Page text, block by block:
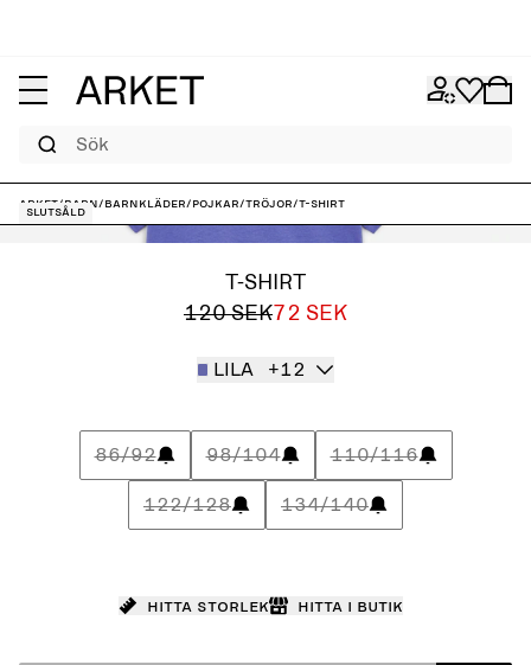
ARKET/Barn/Barnkläder/Pojkar/Tröjor/T-shirt
Slutsåld
T-SHIRT
120 SEK72 SEK
LILA +12
86/92 98/104 110/116
122/128 134/140
Hitta storlek Hitta i butik